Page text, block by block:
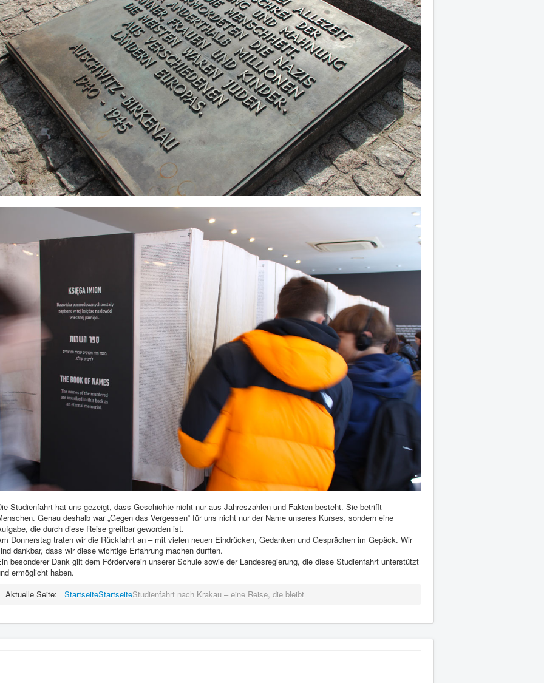
Studienfahrt hat uns gezeigt, dass Geschichte nicht nur aus Jahreszahlen und Fakten besteht. Sie betrifft
Genau deshalb war „Gegen das Vergessen“ für uns nicht nur der Name unseres Kurses, sondern eine
die durch diese Reise greifbar geworden ist.
Donnerstag traten wir die Rückfahrt an – mit vielen neuen Eindrücken, Gedanken und Gesprächen im Gepäck. Wir
dankbar, dass wir diese wichtige Erfahrung machen durften.
besonderer Dank gilt dem Förderverein unserer Schule sowie der Landesregierung, die diese Studienfahrt unterstützt
ermöglicht haben.
Aktuelle Seite:
StartseiteStartseiteStudienfahrt nach Krakau – eine Reise, die bleibt